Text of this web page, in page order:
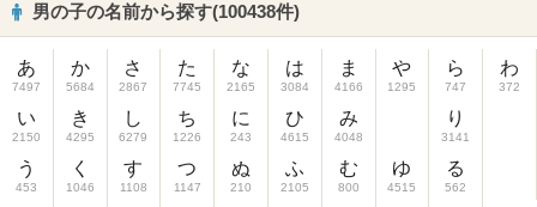
男の子の名前から探す(100438件)
あ
7497
い
2150
う
453
か
5684
き
4295
く
1046
さ
2867
し
6279
す
1108
た
7745
ち
1226
つ
1147
な
2165
に
243
ぬ
210
は
3084
ひ
4615
ふ
2105
ま
4166
み
4048
む
800
や
1295
ゆ
4515
ら
747
り
3141
る
562
わ
372